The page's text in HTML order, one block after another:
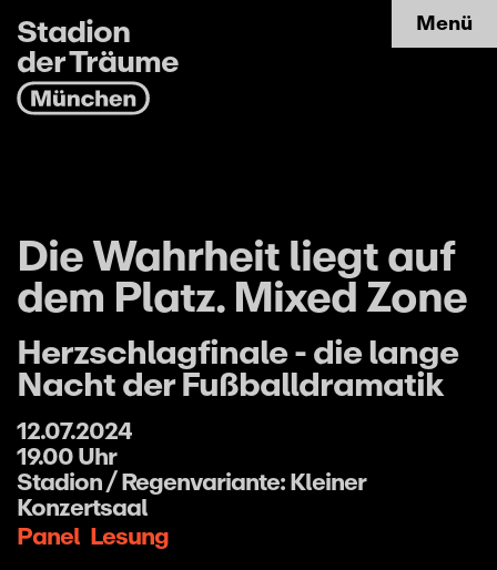
Stadion
der Träume
Menü
Die Wahrheit liegt auf
dem Platz. Mixed Zone
Herzschlagfinale - die lange
Nacht der Fußballdramatik
12.07.2024
19.00 Uhr
Stadion / Regenvariante: Kleiner
Konzertsaal
Panel Lesung